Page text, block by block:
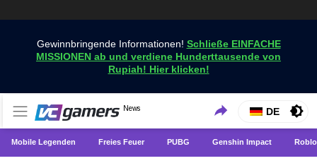
Gewinnbringende Informationen! Schließe EINFACHE
MISSIONEN ab und verdiene Hunderttausende von
Rupiah! Hier klicken!
VCGamers-Neuigkeiten
News
Holen Sie sich die neuesten Spielnachrichten nur bei
VCGamers
DE
Mobile Legenden Freies Feuer PUBG Genshin Impact